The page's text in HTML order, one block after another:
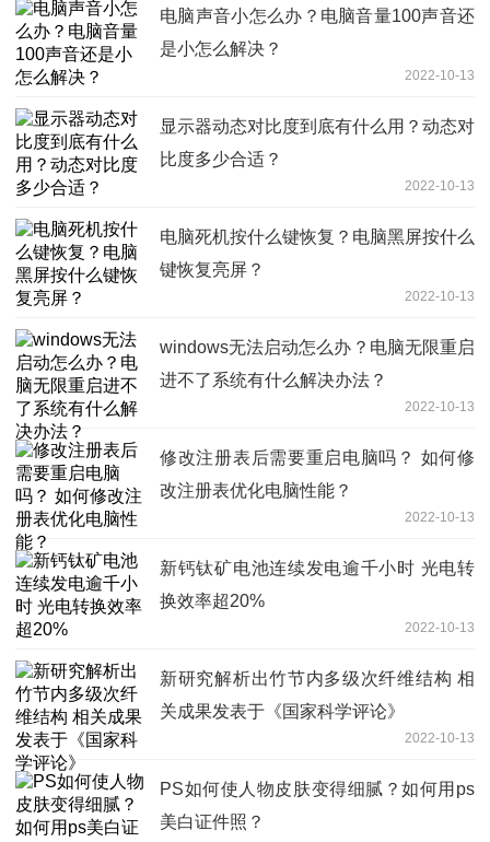
电脑声音小怎么办？电脑音量100声音还
是小怎么解决？
2022-10-13
显示器动态对比度到底有什么用？动态对
比度多少合适？
2022-10-13
电脑死机按什么键恢复？电脑黑屏按什么
键恢复亮屏？
2022-10-13
windows无法启动怎么办？电脑无限重启
进不了系统有什么解决办法？
2022-10-13
修改注册表后需要重启电脑吗？ 如何修
改注册表优化电脑性能？
2022-10-13
新钙钛矿电池连续发电逾千小时 光电转
换效率超20%
2022-10-13
新研究解析出竹节内多级次纤维结构 相
关成果发表于《国家科学评论》
2022-10-13
PS如何使人物皮肤变得细腻？如何用ps
美白证件照？